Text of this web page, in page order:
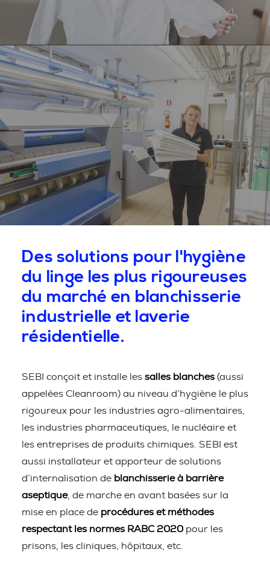
Des solutions pour l'hygiène
du linge les plus rigoureuses
du marché en blanchisserie
industrielle et laverie
résidentielle.
SEBI conçoit et installe les salles blanches (aussi
appelées Cleanroom) au niveau d’hygiène le plus
rigoureux pour les industries agro-alimentaires,
les industries pharmaceutiques, le nucléaire et
les entreprises de produits chimiques. SEBI est
aussi installateur et apporteur de solutions
d’internalisation de blanchisserie à barrière
aseptique, de marche en avant basées sur la
mise en place de procédures et méthodes
respectant les normes RABC 2020 pour les
prisons, les cliniques, hôpitaux, etc.